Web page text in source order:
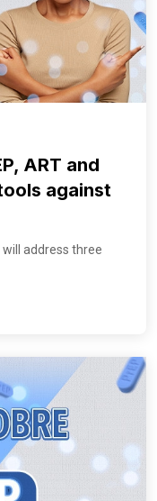
ART and
against
will address three